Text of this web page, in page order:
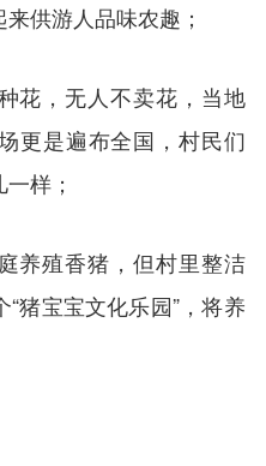
供游人品味农趣；
花，无人不卖花，当地
更是遍布全国，村民们
样；
养殖香猪，但村里整洁
猪宝宝文化乐园”，将养